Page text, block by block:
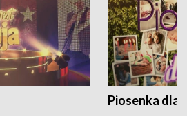
Piosenka dla